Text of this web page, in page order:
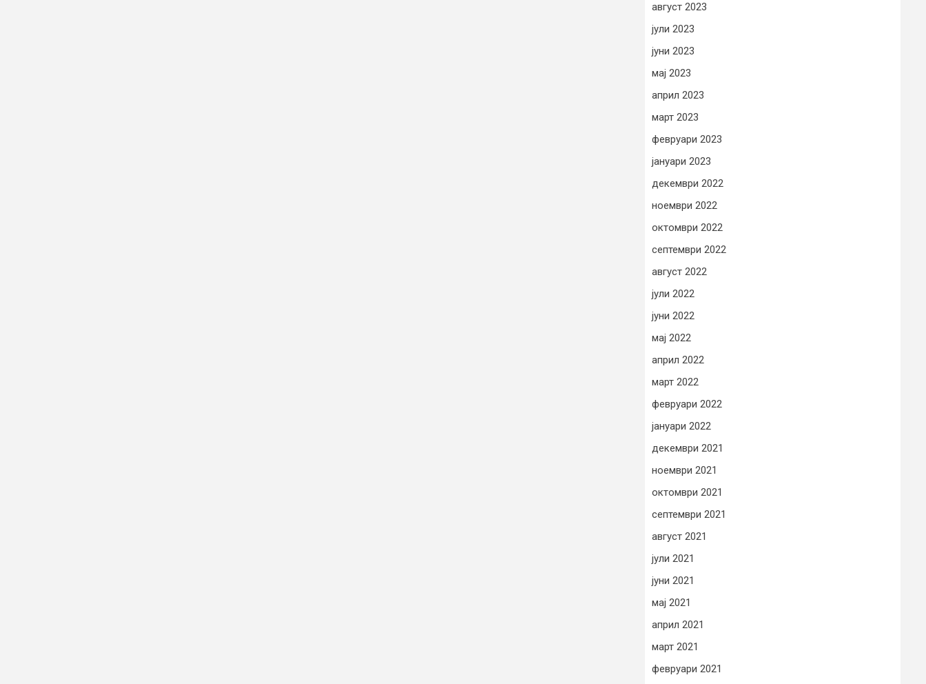
август 2023
јули 2023
јуни 2023
мај 2023
април 2023
март 2023
февруари 2023
јануари 2023
декември 2022
ноември 2022
октомври 2022
септември 2022
август 2022
јули 2022
јуни 2022
мај 2022
април 2022
март 2022
февруари 2022
јануари 2022
декември 2021
ноември 2021
октомври 2021
септември 2021
август 2021
јули 2021
јуни 2021
мај 2021
април 2021
март 2021
февруари 2021